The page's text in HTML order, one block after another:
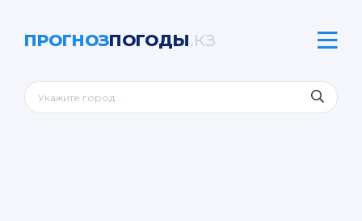
ПРОГНОЗПОГОДЫ.КЗ